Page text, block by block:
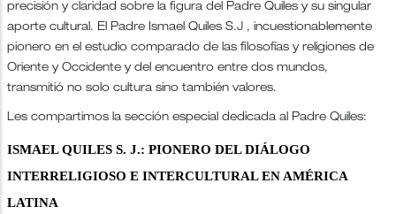
precisión y claridad sobre la figura del Padre Quiles y su singular
aporte cultural. El Padre Ismael Quiles S.J , incuestionablemente
pionero en el estudio comparado de las filosofías y religiones de
Oriente y Occidente y del encuentro entre dos mundos,
transmitió no solo cultura sino también valores.
Les compartimos la sección especial dedicada al Padre Quiles:
ISMAEL QUILES S. J.: PIONERO DEL DIÁLOGO
INTERRELIGIOSO E INTERCULTURAL EN AMÉRICA
LATINA